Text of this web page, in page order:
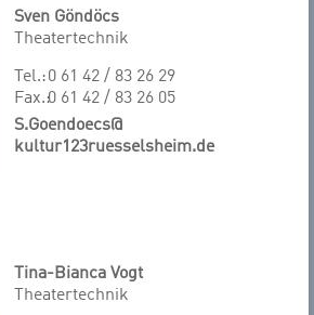
Sven Göndöcs
Theatertechnik
Tel.:0 61 42 / 83 26 29
Fax.:0 61 42 / 83 26 05
S.Goendoecs@
kultur123ruesselsheim.de
Tina-Bianca Vogt
Theatertechnik